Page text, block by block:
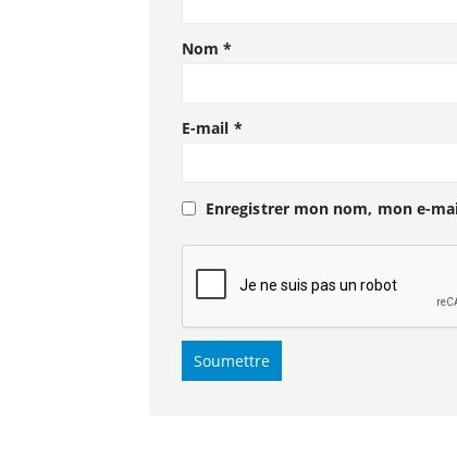
Nom*
E-mail *
Enregistrer mon nom, mon e-